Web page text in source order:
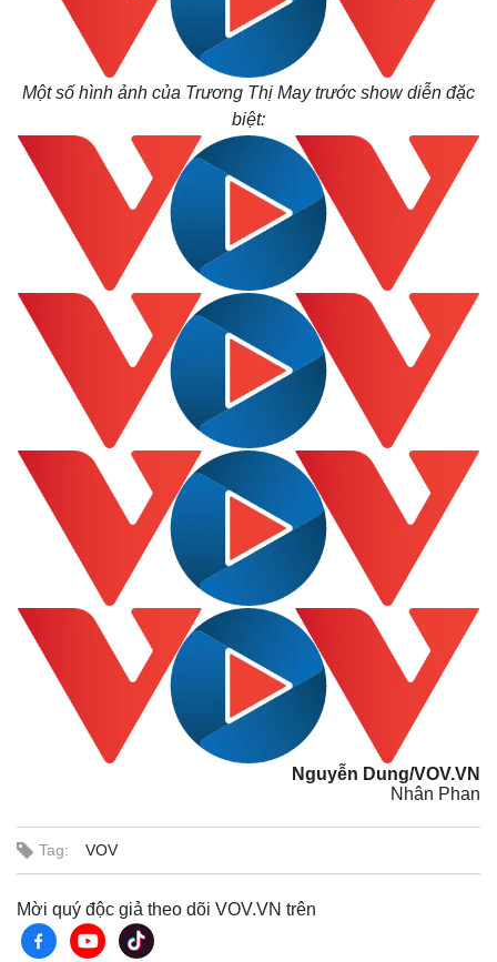
Vụ án
Tin nóng
Vũ khí
Một số hình ảnh của Trương Thị May trước show diễn đặc
biệt:
Nguyễn Dung/VOV.VN
Nhân Phan
Tag: VOV
Mời quý độc giả theo dõi VOV.VN trên